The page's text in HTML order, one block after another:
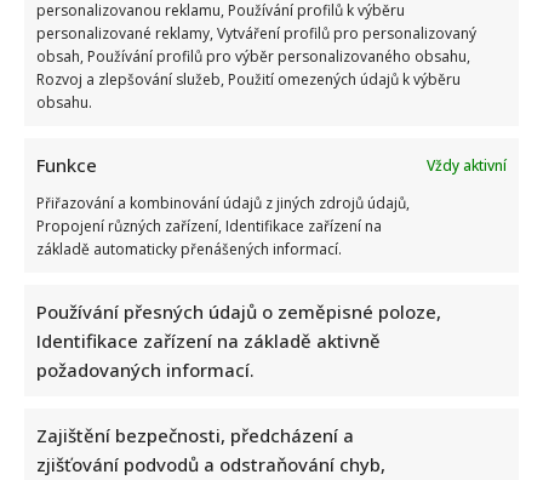
personalizovanou reklamu, Používání profilů k výběru
personalizované reklamy, Vytváření profilů pro personalizovaný
obsah, Používání profilů pro výběr personalizovaného obsahu,
Rozvoj a zlepšování služeb, Použití omezených údajů k výběru
obsahu.
Funkce
Vždy aktivní
Přiřazování a kombinování údajů z jiných zdrojů údajů,
Propojení různých zařízení, Identifikace zařízení na
základě automaticky přenášených informací.
Používání přesných údajů o zeměpisné poloze,
Identifikace zařízení na základě aktivně
požadovaných informací.
Zajištění bezpečnosti, předcházení a
zjišťování podvodů a odstraňování chyb,
Tragický konec Františka Sahuly: Kytaristu Tří sester
mladíci ubili kvůli banálnímu sporu